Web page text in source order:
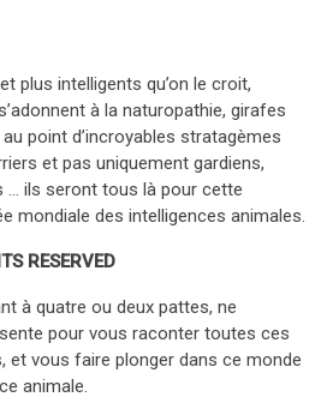
plus intelligents qu’on le croit,
à la naturopathie, girafes
point d’incroyables stratagèmes
et pas uniquement gardiens,
… ils seront tous là pour cette
mondiale des intelligences animales.
RESERVED
à quatre ou deux pattes, ne
pour vous raconter toutes ces
et vous faire plonger dans ce monde
animale.